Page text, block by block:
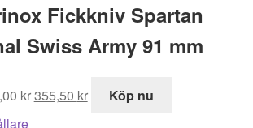
Fickkniv Spartan
Swiss Army 91 mm
kr
ursprungliga
355,50 kr
nuvarande
Köp nu